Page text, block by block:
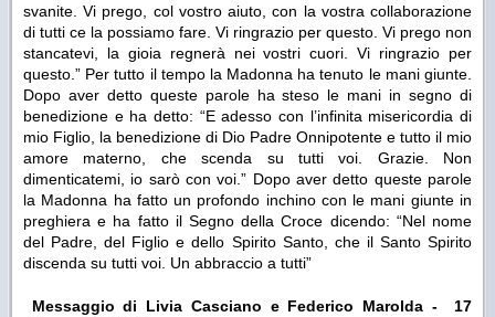
svanite. Vi prego, col vostro aiuto, con la vostra collaborazione
di tutti ce la possiamo fare. Vi ringrazio per questo. Vi prego non
stancatevi, la gioia regnerà nei vostri cuori. Vi ringrazio per
questo.” Per tutto il tempo la Madonna ha tenuto le mani giunte.
Dopo aver detto queste parole ha steso le mani in segno di
benedizione e ha detto: “E adesso con l’infinita misericordia di
mio Figlio, la benedizione di Dio Padre Onnipotente e tutto il mio
amore materno, che scenda su tutti voi. Grazie. Non
dimenticatemi, io sarò con voi.” Dopo aver detto queste parole
la Madonna ha fatto un profondo inchino con le mani giunte in
preghiera e ha fatto il Segno della Croce dicendo: “Nel nome
del Padre, del Figlio e dello Spirito Santo, che il Santo Spirito
discenda su tutti voi. Un abbraccio a tutti”
Messaggio di Livia Casciano e Federico Marolda - 17